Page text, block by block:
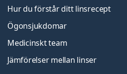
Hur du förstår ditt linsrecept
Ögonsjukdomar
Medicinskt team
Jämförelser mellan linser